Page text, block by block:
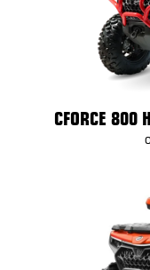
CFORCE